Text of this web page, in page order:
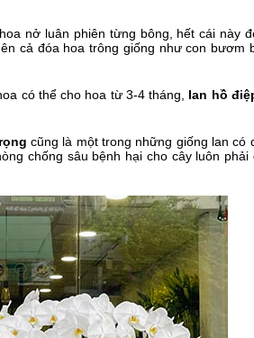
nở luân phiên từng bông, hết cái này
cả đóa hoa trông giống như con bươm
có thể cho hoa từ 3-4 tháng, lan hồ
cũng là một trong những giống lan
chống sâu bệnh hại cho cây luôn